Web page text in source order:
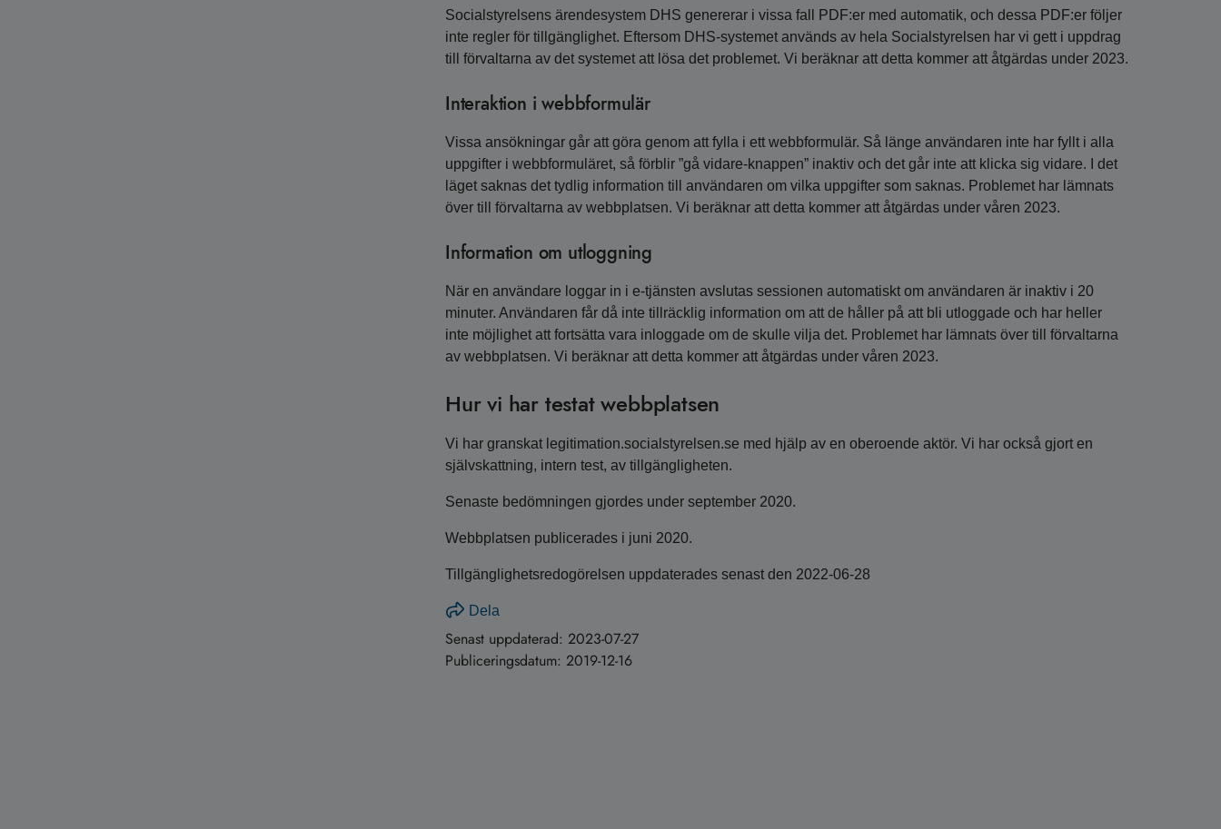
Socialstyrelsens ärendesystem DHS genererar i vissa fall PDF:er med automatik, och dessa PDF:er följer
inte regler för tillgänglighet. Eftersom DHS-systemet används av hela Socialstyrelsen har vi gett i uppdrag
till förvaltarna av det systemet att lösa det problemet. Vi beräknar att detta kommer att åtgärdas under 2023.
Interaktion i webbformulär
Vissa ansökningar går att göra genom att fylla i ett webbformulär. Så länge användaren inte har fyllt i alla
uppgifter i webbformuläret, så förblir ”gå vidare-knappen” inaktiv och det går inte att klicka sig vidare. I det
läget saknas det tydlig information till användaren om vilka uppgifter som saknas. Problemet har lämnats
över till förvaltarna av webbplatsen. Vi beräknar att detta kommer att åtgärdas under våren 2023.
Information om utloggning
När en användare loggar in i e-tjänsten avslutas sessionen automatiskt om användaren är inaktiv i 20
minuter. Användaren får då inte tillräcklig information om att de håller på att bli utloggade och har heller
inte möjlighet att fortsätta vara inloggade om de skulle vilja det. Problemet har lämnats över till förvaltarna
av webbplatsen. Vi beräknar att detta kommer att åtgärdas under våren 2023.
Hur vi har testat webbplatsen
Vi har granskat legitimation.socialstyrelsen.se med hjälp av en oberoende aktör. Vi har också gjort en
självskattning, intern test, av tillgängligheten.
Senaste bedömningen gjordes under september 2020.
Webbplatsen publicerades i juni 2020.
Tillgänglighetsredogörelsen uppdaterades senast den 2022-06-28
Dela
Senast uppdaterad: 2023-07-27
Publiceringsdatum: 2019-12-16